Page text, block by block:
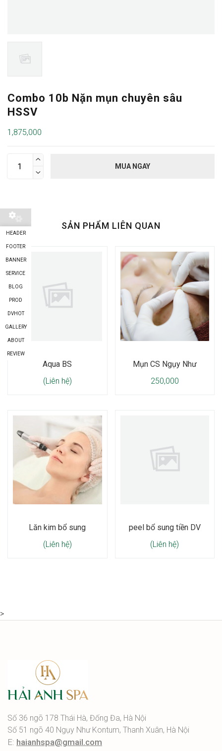
Combo 10b Nặn mụn chuyên sâu
HSSV
1,875,000


MUA NGAY
SẢN PHẨM LIÊN QUAN
Aqua BS
(Liên hệ)
Mụn CS Ngụy Như
250,000
Lăn kim bổ sung
(Liên hệ)
peel bổ sung tiền DV
(Liên hệ)
>
Số 36 ngõ 178 Thái Hà, Đống Đa, Hà Nội
Số 51 ngõ 40 Ngụy Như Kontum, Thanh Xuân, Hà Nội
E: haianhspa@gmail.com
HEADER
FOOTER
BANNER
SERVICE
BLOG
PROD
DVHOT
GALLERY
ABOUT
REVIEW